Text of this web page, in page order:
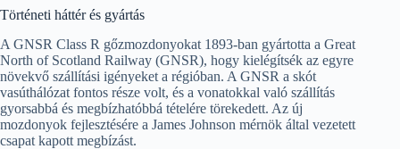
Történeti háttér és gyártás
A GNSR Class R gőzmozdonyokat 1893-ban gyártotta a Great
North of Scotland Railway (GNSR), hogy kielégítsék az egyre
növekvő szállítási igényeket a régióban. A GNSR a skót
vasúthálózat fontos része volt, és a vonatokkal való szállítás
gyorsabbá és megbízhatóbbá tételére törekedett. Az új
mozdonyok fejlesztésére a James Johnson mérnök által vezetett
csapat kapott megbízást.